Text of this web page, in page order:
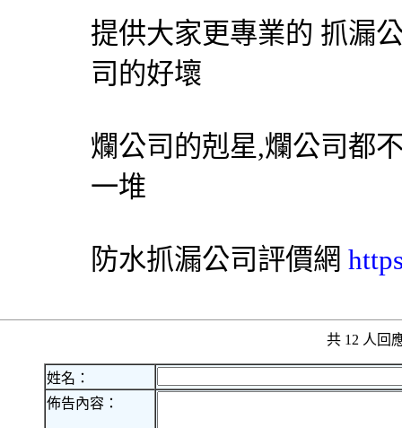
提供大家更專業的 抓漏
司的好壞
爛公司的剋星,爛公司都
一堆
防水抓漏公司評價網
共 12 人
姓名：
佈告內容：